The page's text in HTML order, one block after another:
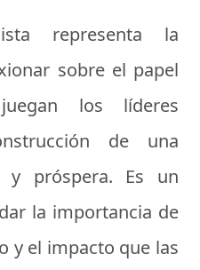
representa la
sobre el papel
los líderes
de una
y próspera. Es un
la importancia de
y el impacto que las